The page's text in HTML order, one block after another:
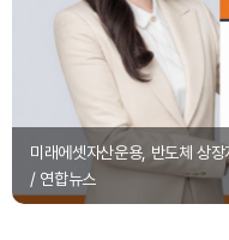
미래에셋자산운용, 반도체 상
/ 연합뉴스